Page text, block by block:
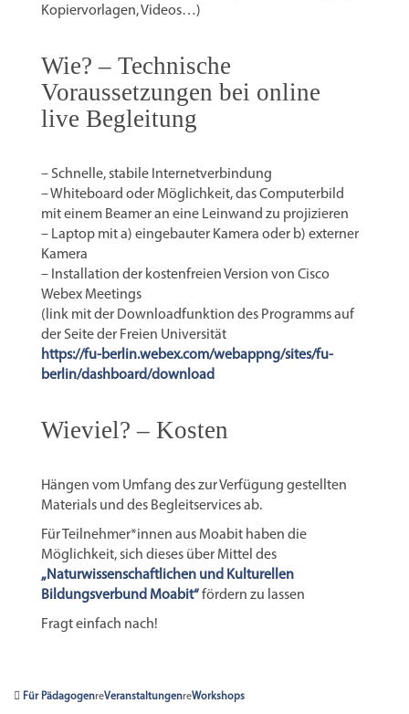
Kopiervorlagen, Videos…)
Wie? – Technische
Voraussetzungen bei online
live Begleitung
– Schnelle, stabile Internetverbindung
– Whiteboard oder Möglichkeit, das Computerbild
mit einem Beamer an eine Leinwand zu projizieren
– Laptop mit a) eingebauter Kamera oder b) externer
Kamera
– Installation der kostenfreien Version von Cisco
Webex Meetings
(link mit der Downloadfunktion des Programms auf
der Seite der Freien Universität
https://fu-berlin.webex.com/webappng/sites/fu-
berlin/dashboard/download
Wieviel? – Kosten
Hängen vom Umfang des zur Verfügung gestellten
Materials und des Begleitservices ab.
Für Teilnehmer*innen aus Moabit haben die
Möglichkeit, sich dieses über Mittel des
„Naturwissenschaftlichen und Kulturellen
Bildungsverbund Moabit“fördern zu lassen
Fragt einfach nach!
Für PädagogenreVeranstaltungenreWorkshops